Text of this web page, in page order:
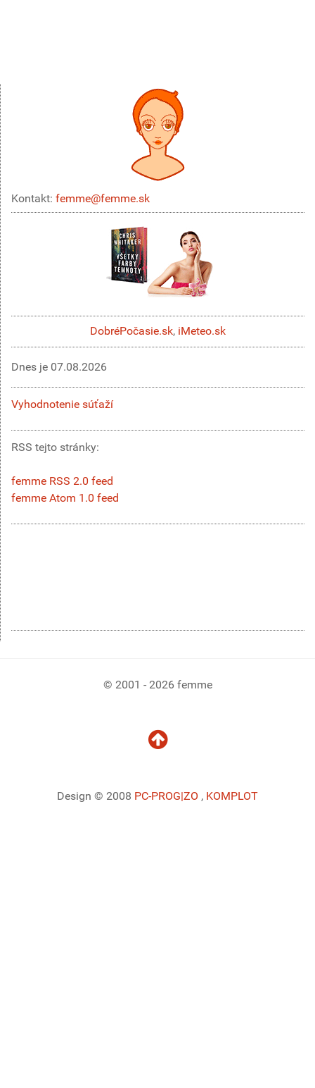
Kontakt: femme@femme.sk
DobréPočasie.sk, iMeteo.sk
Dnes je 07.08.2026
Vyhodnotenie súťaží
RSS tejto stránky:
femme RSS 2.0 feed
femme Atom 1.0 feed
© 2001 - 2026 femme
Design © 2008 PC-PROG|ZO , KOMPLOT